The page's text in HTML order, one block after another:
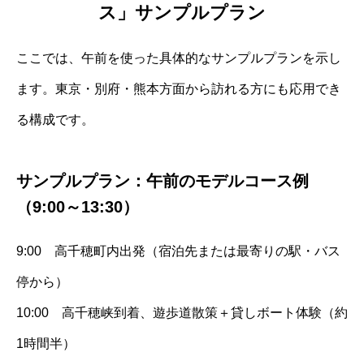
ス」サンプルプラン
ここでは、午前を使った具体的なサンプルプランを示し
ます。東京・別府・熊本方面から訪れる方にも応用でき
る構成です。
サンプルプラン：午前のモデルコース例
（9:00～13:30）
9:00 高千穂町内出発（宿泊先または最寄りの駅・バス
停から）
10:00 高千穂峡到着、遊歩道散策＋貸しボート体験（約
1時間半）